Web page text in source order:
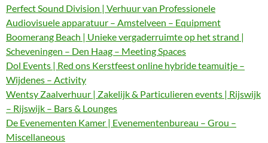
Perfect Sound Division | Verhuur van Professionele
Audiovisuele apparatuur – Amstelveen – Equipment
Boomerang Beach | Unieke vergaderruimte op het strand |
Scheveningen – Den Haag – Meeting Spaces
Dol Events | Red ons Kerstfeest online hybride teamuitje –
Wijdenes – Activity
Wentsy Zaalverhuur | Zakelijk & Particulieren events | Rijswijk
– Rijswijk – Bars & Lounges
De Evenementen Kamer | Evenementenbureau – Grou –
Miscellaneous